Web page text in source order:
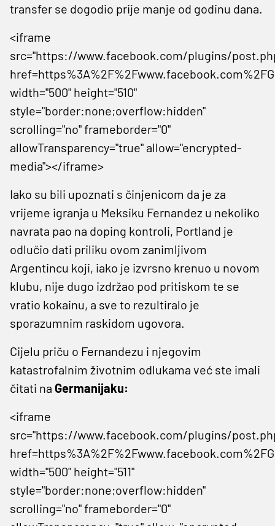
transfer se dogodio prije manje od godinu dana.
<iframe
src="https://www.facebook.com/plugins/
width="500" height="510"
style="border:none;overflow:hidden"
scrolling="no" frameborder="0"
allowTransparency="true" allow="encrypted-
media"></iframe>
Iako su bili upoznati s činjenicom da je za
vrijeme igranja u Meksiku Fernandez u nekoliko
navrata pao na doping kontroli, Portland je
odlučio dati priliku ovom zanimljivom
Argentincu koji, iako je izvrsno krenuo u novom
klubu, nije dugo izdržao pod pritiskom te se
vratio kokainu, a sve to rezultiralo je
sporazumnim raskidom ugovora.
Cijelu priču o Fernandezu i njegovim
katastrofalnim životnim odlukama već ste imali
čitati na Germanijaku:
<iframe
src="https://www.facebook.com/plugins/
width="500" height="511"
style="border:none;overflow:hidden"
scrolling="no" frameborder="0"